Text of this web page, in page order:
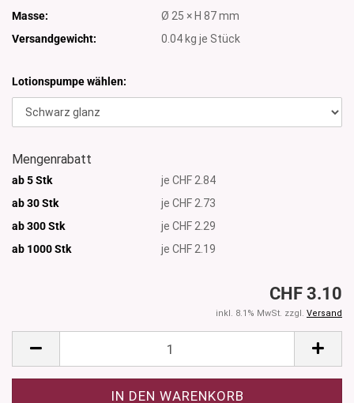
Masse:
Ø 25 × H 87 mm
Versandgewicht:
0.04 kg je Stück
Lotionspumpe wählen:
Mengenrabatt
ab 5 Stk
je CHF 2.84
ab 30 Stk
je CHF 2.73
ab 300 Stk
je CHF 2.29
ab 1000Stk je CHF 2.19
CHF 3.10
inkl. 8.1% MwSt. zzgl. Versand